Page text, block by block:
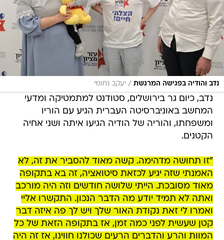
נדב והודיה בפגישה המרגשת / יעקב נחומי
נדב, כיום גר בירושלים, סטודנט למתמטיקה ומדעי
המחשב באוניברסיטה העברית הגיע עם הוריו
ומשפחתו, והוריה של הודיה הגיעו איתה ושני אחיה
הקטנים.
"זו תחושה מדהימה. קשה מאוד להסביר את זה, לא
האמנתי שזה יגיע לכזאת סיטואציה, זה בא בתקופה
מאוד מסובכת. הייתי שלושה חודשים וזה היה מורכב
ואתה לא תמיד יודע מה הדבר הנכון. התקשרו אליי
ואמרו לי זאת נקודת האור שלך ויש לך פה איזה דבר
קטן שעשית לפני כמה זמן, אז בתקופה הזאת של כל
המוות והרע והדברים הרעים שכולנו חווינו, אז זה היה